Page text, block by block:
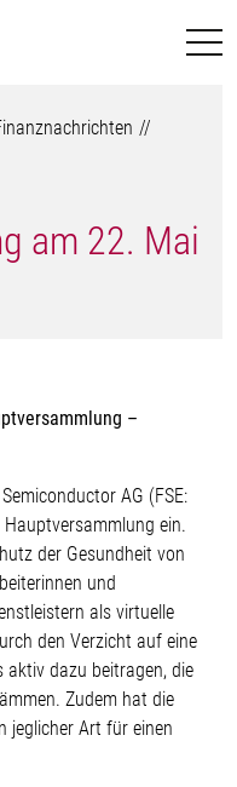
am 22. Mai
–
AG (FSE:
ein.
der Gesundheit von
und
als virtuelle
den Verzicht auf eine
aktiv dazu beitragen, die
Zudem hat die
jeglicher Art für einen